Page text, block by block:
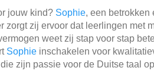
jouw kind? Sophie, een betrokken
zorgt zij ervoor dat leerlingen met
weet zij stap voor stap
Sophie inschakelen voor
zijn passie voor de Duitse taal